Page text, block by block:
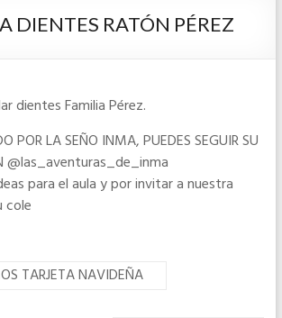
DIENTES RATÓN PÉREZ
dientes Familia Pérez.
POR LA SEÑO INMA, PUEDES SEGUIR SU
@las_aventuras_de_inma
para el aula y por invitar a nuestra
cole
TARJETA NAVIDEÑA